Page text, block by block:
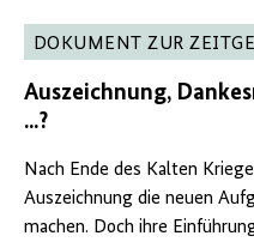
DOKUMENT ZUR
Auszeichnung,
...?
Nach Ende des Kalten
Auszeichnung die neuen
machen. Doch ihre